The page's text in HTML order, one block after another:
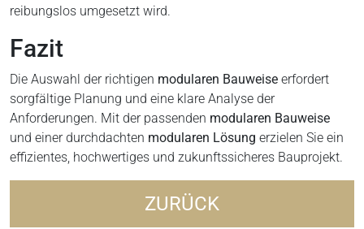
reibungslos umgesetzt wird.
Fazit
Die Auswahl der richtigen modularen Bauweise erfordert
sorgfältige Planung und eine klare Analyse der
Anforderungen. Mit der passenden modularen Bauweise
und einer durchdachten modularen Lösung erzielen Sie ein
effizientes, hochwertiges und zukunftssicheres Bauprojekt.
ZURÜCK